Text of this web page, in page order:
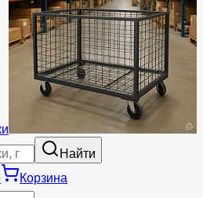
Найти
Корзина